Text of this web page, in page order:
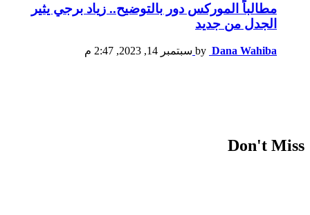
مطالباً الموركس دور بالتوضيح.. زياد برجي يثير
الجدل من جديد
by Dana Wahiba سبتمبر 14, 2023, 2:47 م
Don't Miss